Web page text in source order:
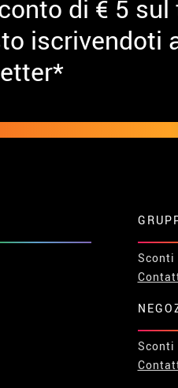
di € 5 sul
iscrivendoti
Sconti
Sconti